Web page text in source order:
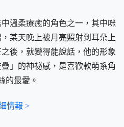
溫柔療癒的角色之一，其中咪
某天晚上被月亮照射到耳朵上
後，就變得能說話，他的形象
」的神祕感，是喜歡軟萌系角
的最愛。
情報 >